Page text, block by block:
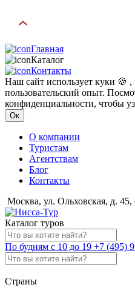
Главная
Каталог
Контакты
Наш сайт использует куки 🍪
пользовательский опыт.
конфиденциальности, чтобы
Ок
О компании
Туристам
Агентствам
Блог
Контакты
Москва, ул. Ольховская, д. 45,
Каталог туров
По будням с 10 до 19 +7 (495)
Страны